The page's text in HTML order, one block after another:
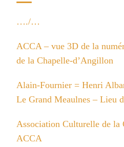
…./…
ACCA – vue 3D de la
de la Chapelle-d’Angillon
Alain-Fournier = Henri
Le Grand Meaulnes – Lieu
Association Culturelle de la
ACCA